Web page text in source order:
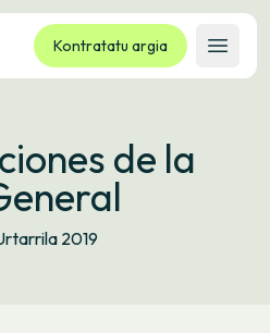
Kontratatu argia
Ireki
de la
2019